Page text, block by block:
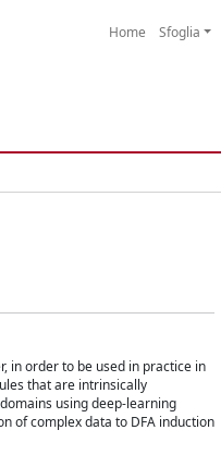
Home Sfoglia
in order to be used in practice in
that are intrinsically
using deep-learning
of complex data to DFA induction